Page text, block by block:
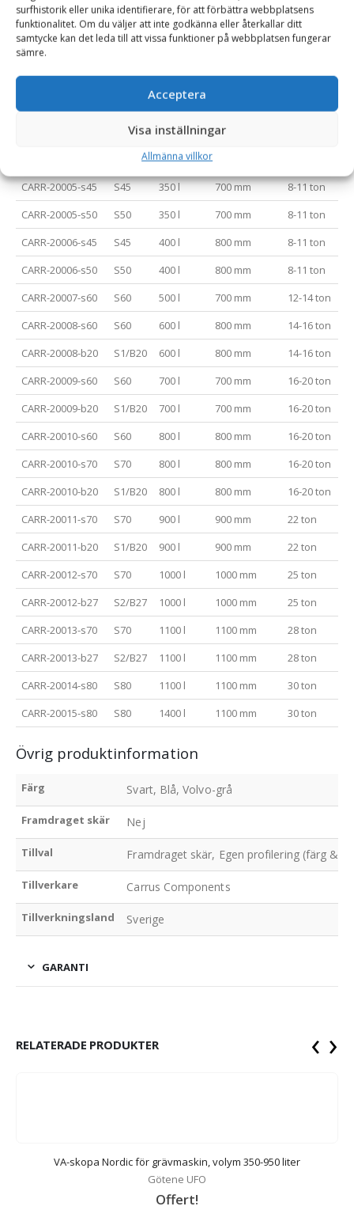
surfhistorik eller unika identifierare, för att förbättra webbplatsens
funktionalitet. Om du väljer att inte godkänna eller återkallar ditt
samtycke kan det leda till att vissa funktioner på webbplatsen fungerar
sämre.
Acceptera
Visa inställningar
Allmänna villkor
CARR-20002-s45 S45 250 l 600 mm
6-8 ton
CARR-20002-s50
600 mm
6-8 ton
CARR-20003-s45
S45 290 l 700 mm
6-8 ton
290 l
S45 320 l 800 mm
320 l
CARR-20005-s45
S45 350 l 700 mm
8-11 ton
CARR-20005-s50
S50 350 l 700 mm
8-11 ton
CARR-20006-s45
S45 400 l 800 mm
8-11 ton
CARR-20006-s50
S50 400 l 800 mm
8-11 ton
CARR-20007-s60
S60 500 l 700 mm
12-14 ton
CARR-20008-s60
S60 600 l 800 mm
14-16 ton
CARR-20008-b20
S1/B20 600 l 800 mm
14-16 ton
CARR-20009-s60
S60 700 l 700 mm
16-20 ton
CARR-20009-b20
S1/B20 700 l 700 mm
16-20 ton
CARR-20010-s60
S60 800 l 800 mm
16-20 ton
CARR-20010-s70
S70 800 l 800 mm
16-20 ton
CARR-20010-b20
S1/B20 800 l 800 mm
16-20 ton
CARR-20011-s70
S70 900 l 900 mm
22 ton
CARR-20011-b20
S1/B20 900 l 900 mm
22 ton
CARR-20012-s70
S70 1000 l 1000 mm
25 ton
CARR-20012-b27
S2/B27 1000 l 1000 mm
25 ton
CARR-20013-s70
S70 1100 l 1100 mm
28 ton
CARR-20013-b27
S2/B27 1100 l 1100 mm
28 ton
CARR-20014-s80
S80 1100 l 1100 mm
30 ton
CARR-20015-s80
S80 1400 l 1100 mm 30 ton
Övrig produktinformation
Färg Svart, Blå, Volvo-grå
Framdraget skär Nej
Tillval Framdraget skär, Egen profilering (färg &
Tillverkare Carrus Components
Tillverkningsland Sverige
GARANTI
RELATERADE PRODUKTER
VA-skopa Nordic för grävmaskin, volym 350-950 liter
Götene UFO
Offert!
‹ ›